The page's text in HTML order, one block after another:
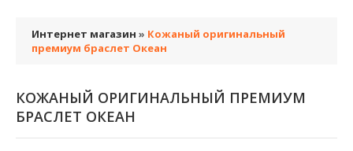
Интернет магазин » Кожаный оригинальный
премиум браслет Океан
КОЖАНЫЙ ОРИГИНАЛЬНЫЙ ПРЕМИУМ
БРАСЛЕТ ОКЕАН